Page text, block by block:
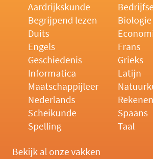
Aardrijkskunde
Begrijpend lezen
Biologie
Duits
Engels
Frans
Geschiedenis
Grieks
Informatica
Latijn
Maatschappijleer
Nederlands
Rekenen
Scheikunde
Spaans
Spelling
Taal
Bekijk al onze vakken